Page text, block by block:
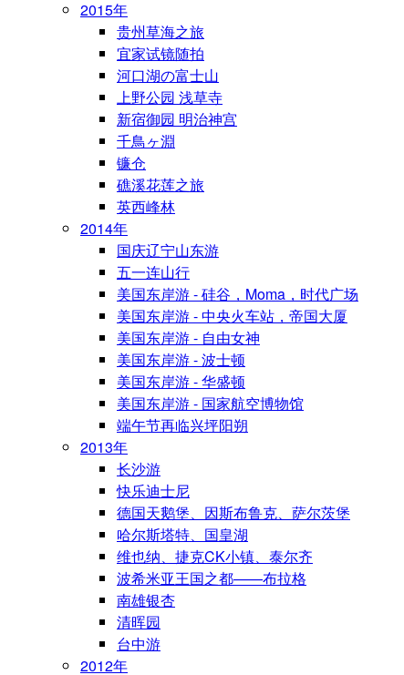
2015年
贵州草海之旅
宜家试镜随拍
河口湖の富士山
上野公园 浅草寺
新宿御园 明治神宫
千鳥ヶ淵
镰仓
礁溪花莲之旅
英西峰林
2014年
国庆辽宁山东游
五一连山行
美国东岸游 - 硅谷，Moma，时代广场
美国东岸游 - 中央火车站，帝国大厦
美国东岸游 - 自由女神
美国东岸游 - 波士顿
美国东岸游 - 华盛顿
美国东岸游 - 国家航空博物馆
端午节再临兴坪阳朔
2013年
长沙游
快乐迪士尼
德国天鹅堡、因斯布鲁克、萨尔茨堡
哈尔斯塔特、国皇湖
维也纳、捷克CK小镇、泰尔齐
波希米亚王国之都——布拉格
南雄银杏
清晖园
台中游
2012年